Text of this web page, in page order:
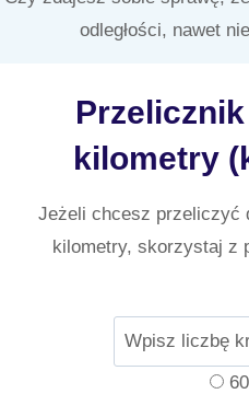
odległości, nawet
kilometry
Jeżeli chcesz przeliczyć
kilometry, skorzystaj z